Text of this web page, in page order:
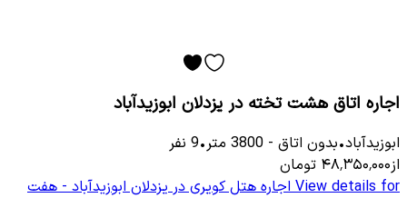
اجاره اتاق هشت تخته در یزدلان ابوزیدآباد
ابوزیدآباد•بدون اتاق -
3800 متر•
9 نفر
از۴۸٬۳۵۰٬۰۰۰ تومان
View details for اجاره هتل کویری در یزدلان ابوزیدآباد - هفت